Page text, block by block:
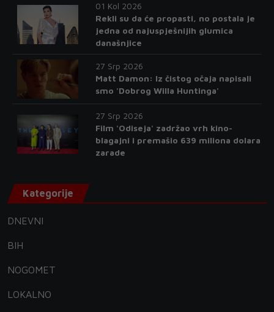
01 Kol 2026
Rekli su da će propasti, no postala je
jedna od najuspješnijih glumica
današnjice
27 Srp 2026
Matt Damon: Iz čistog očaja napisali
smo 'Dobrog Willa Huntinga'
27 Srp 2026
Film 'Odiseja' zadržao vrh kino-
blagajni i premašio 639 miliona dolara
zarade
Kategorije
DNEVNI
BIH
NOGOMET
LOKALNO